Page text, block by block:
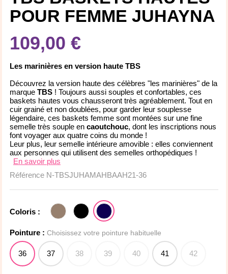
POUR FEMME JUHAYNA
109,00 €
Les marinières en version haute TBS
Découvrez la version haute des célèbres "les marinières" de la
marque TBS ! Toujours aussi souples et confortables, ces
baskets hautes vous chausseront très agréablement. Tout en
cuir grainé et non doublées, pour garder leur souplesse
légendaire, ces baskets femme sont montées sur une fine
semelle très souple en caoutchouc, dont les inscriptions nous
font voyager aux quatre coins du monde !
Leur plus, leur semelle intérieure amovible : elles conviennent
aux personnes qui utilisent des semelles orthopédiques !
En savoir plus
Référence N-TBSJUHAMAHBAAH21-36
Coloris :
Pointure : Choisissez votre pointure habituelle
36 37 38 39 40 41 42